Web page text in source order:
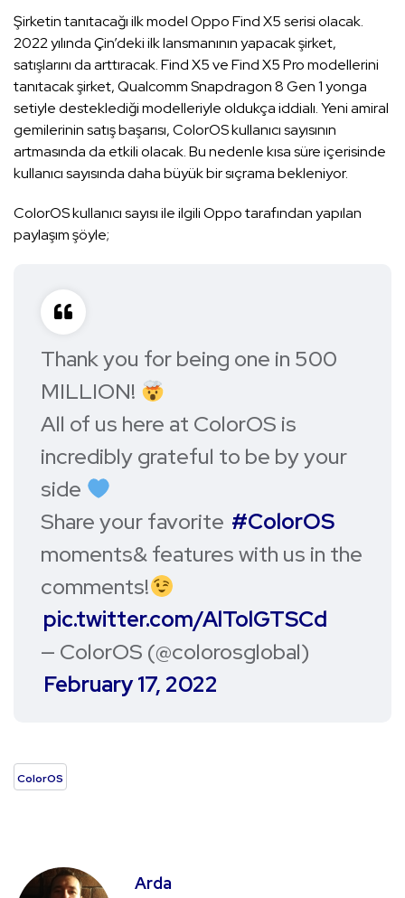
Şirketin tanıtacağı ilk model Oppo Find X5 serisi olacak.
2022 yılında Çin’deki ilk lansmanının yapacak şirket,
satışlarını da arttıracak. Find X5 ve Find X5 Pro modellerini
tanıtacak şirket, Qualcomm Snapdragon 8 Gen 1 yonga
setiyle desteklediği modelleriyle oldukça iddialı. Yeni amiral
gemilerinin satış başarısı, ColorOS kullanıcı sayısının
artmasında da etkili olacak. Bu nedenle kısa süre içerisinde
kullanıcı sayısında daha büyük bir sıçrama bekleniyor.
ColorOS kullanıcı sayısı ile ilgili Oppo tarafından yapılan
paylaşım şöyle;
Thank you for being one in 500
MILLION!
All of us here at ColorOS is
incredibly grateful to be by your
side
Share your favorite #ColorOS
moments& features with us in the
comments!
pic.twitter.com/AlTolGTSCd
— ColorOS (@colorosglobal)
February 17, 2022
ColorOS
Arda